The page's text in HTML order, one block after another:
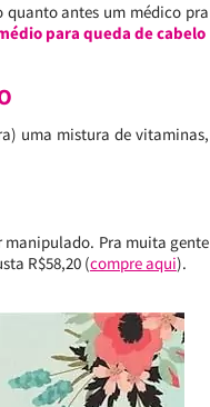
antes um médico pra
para queda de cabelo
uma mistura de vitaminas,
manipulado. Pra muita gente
R$58,20 (compre aqui).